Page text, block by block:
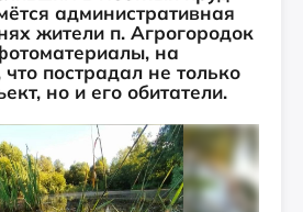
административная
жители п. Агрогородок
на
пострадал не только
но и его обитатели.